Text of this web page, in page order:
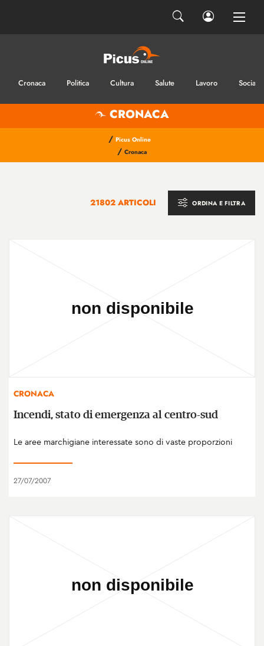
Cronaca Politica Cultura Salute Lavoro Sociale
CRONACA
/ Picus Online
/ Cronaca
21802 ARTICOLI ORDINA E FILTRA
CRONACA
Incendi, stato di emergenza al centro-sud
Le aree marchigiane interessate sono di vaste proporzioni
27/07/2007